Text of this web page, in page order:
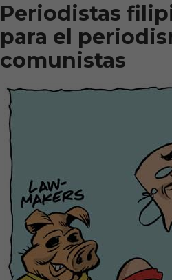
Periodistas
para el
comunistas